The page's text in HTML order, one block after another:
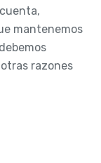
mantenemos
razones